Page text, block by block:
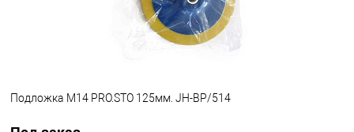
Подложка М14 PRO.STO 125мм. JH-BP/514